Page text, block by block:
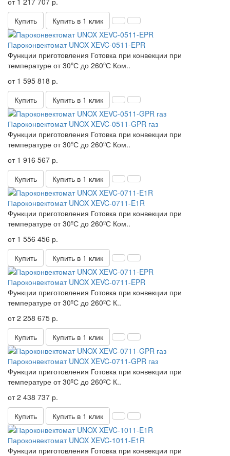
Купить
Купить в 1 клик
Пароконвектомат UNOX XEVC-0511-EPR
Функции приготовления Готовка при конвекции при
температуре от 30ºС до 260ºС Ком..
от 1 595 818 р.
Купить
Купить в 1 клик
Пароконвектомат UNOX XEVC-0511-GPR газ
Функции приготовления Готовка при конвекции при
температуре от 30ºС до 260ºС Ком..
от 1 916 567 р.
Купить
Купить в 1 клик
Пароконвектомат UNOX XEVC-0711-E1R
Функции приготовления Готовка при конвекции при
температуре от 30ºС до 260ºС Ком..
от 1 556 456 р.
Купить
Купить в 1 клик
Пароконвектомат UNOX XEVC-0711-EPR
Функции приготовления Готовка при конвекции при
температуре от 30ºС до 260ºС К..
от 2 258 675 р.
Купить
Купить в 1 клик
Пароконвектомат UNOX XEVC-0711-GPR газ
Функции приготовления Готовка при конвекции при
температуре от 30ºС до 260ºС К..
от 2 438 737 р.
Купить
Купить в 1 клик
Пароконвектомат UNOX XEVC-1011-E1R
Функции приготовления Готовка при конвекции при